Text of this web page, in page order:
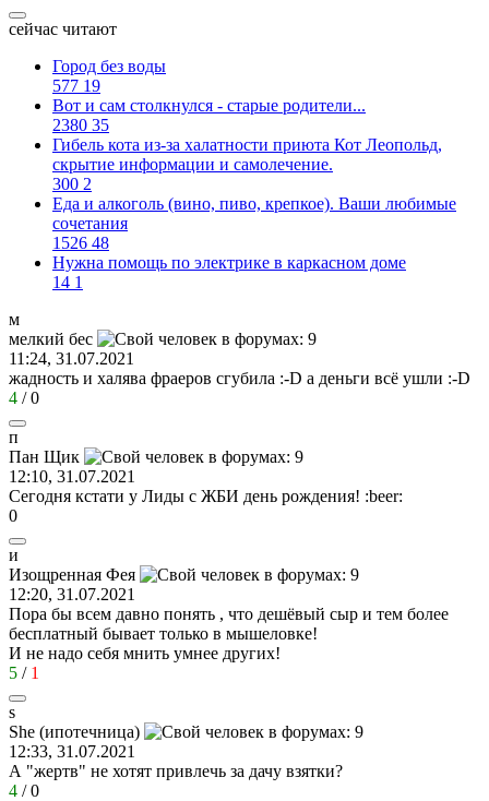
сейчас читают
Город без воды
577 19
Вот и сам столкнулся - старые родители...
2380 35
Гибель кота из-за халатности приюта Кот Леопольд,
скрытиe информации и самолечение.
300 2
Еда и алкоголь (вино, пиво, крепкое). Ваши любимые
сочетания
1526 48
Нужна помощь по электрике в каркасном доме
14 1
м
мелкий бес
11:24, 31.07.2021
жадность и халява фраеров сгубила :-D а деньги всё ушли :-D
4 /0
п
Пан Щик
12:10, 31.07.2021
Сегодня кстати у Лиды с ЖБИ день рождения! :beer:
0
и
Изощренная Фея
12:20, 31.07.2021
Пора бы всем давно понять , что дешёвый сыр и тем более
бесплатный бывает только в мышеловке!
И не надо себя мнить умнее других!
5 / 1
s
She (ипотечница)
12:33, 31.07.2021
А "жертв" не хотят привлечь за дачу взятки?
4 /0